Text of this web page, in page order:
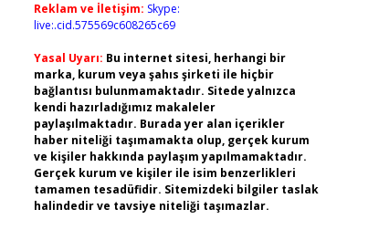
Reklam ve İletişim: Skype:
live:.cid.575569c608265c69
Yasal Uyarı: Bu internet sitesi, herhangi bir
marka, kurum veya şahıs şirketi ile hiçbir
bağlantısı bulunmamaktadır. Sitede yalnızca
kendi hazırladığımız makaleler
paylaşılmaktadır. Burada yer alan içerikler
haber niteliği taşımamakta olup, gerçek kurum
ve kişiler hakkında paylaşım yapılmamaktadır.
Gerçek kurum ve kişiler ile isim benzerlikleri
tamamen tesadüfidir. Sitemizdeki bilgiler taslak
halindedir ve tavsiye niteliği taşımazlar.